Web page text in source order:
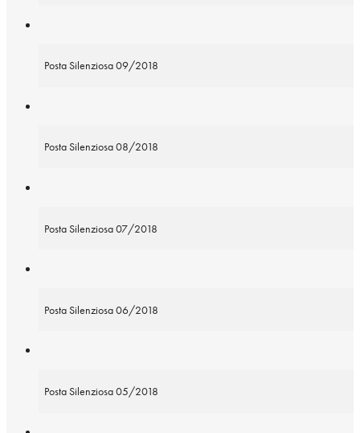
Posta Silenziosa 09/2018
Posta Silenziosa 08/2018
Posta Silenziosa 07/2018
Posta Silenziosa 06/2018
Posta Silenziosa 05/2018